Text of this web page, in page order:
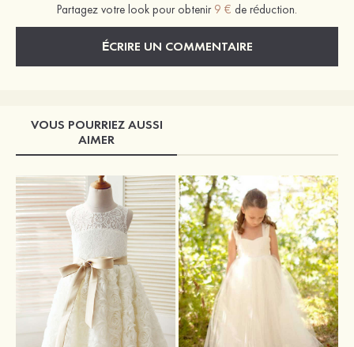
Partagez votre look pour obtenir 9 € de réduction.
ÉCRIRE UN COMMENTAIRE
VOUS POURRIEZ AUSSI
AIMER